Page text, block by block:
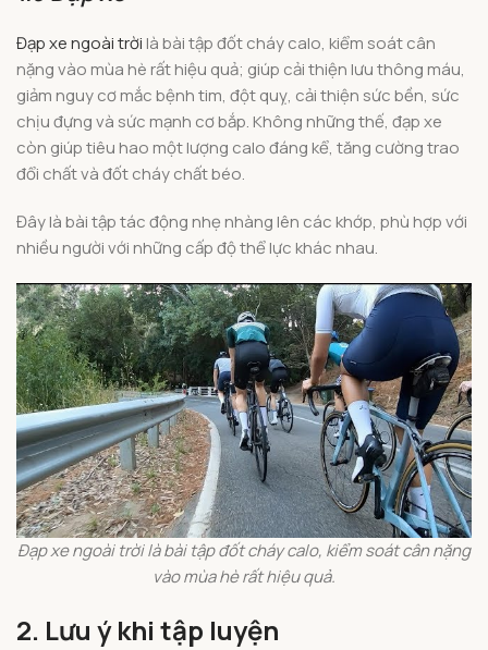
Đạp xe ngoài trời là bài tập đốt cháy calo, kiểm soát cân
nặng vào mùa hè rất hiệu quả; giúp cải thiện lưu thông máu,
giảm nguy cơ mắc bệnh tim, đột quỵ, cải thiện sức bền, sức
chịu đựng và sức mạnh cơ bắp. Không những thế, đạp xe
còn giúp tiêu hao một lượng calo đáng kể, tăng cường trao
đổi chất và đốt cháy chất béo.
Đây là bài tập tác động nhẹ nhàng lên các khớp, phù hợp với
nhiều người với những cấp độ thể lực khác nhau.
Đạp xe ngoài trời là bài tập đốt cháy calo, kiểm soát cân nặng
vào mùa hè rất hiệu quả.
2. Lưu ý khi tập luyện